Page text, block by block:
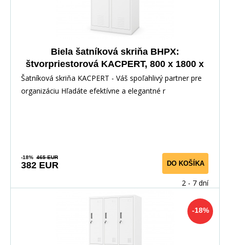
Biela šatníková skriňa BHPX:
štvorpriestorová KACPERT, 800 x 1800 x
500 mm
Šatníková skriňa KACPERT - Váš spoľahlivý partner pre
organizáciu Hľadáte efektívne a elegantné r
-18% 465 EUR
382 EUR DO KOŠÍKA
2 - 7 dní
-18%